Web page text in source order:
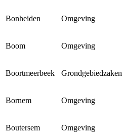
Bonheiden Omgeving
Boom Omgeving
Boortmeerbeek Grondgebiedzaken
Bornem Omgeving
Boutersem Omgeving